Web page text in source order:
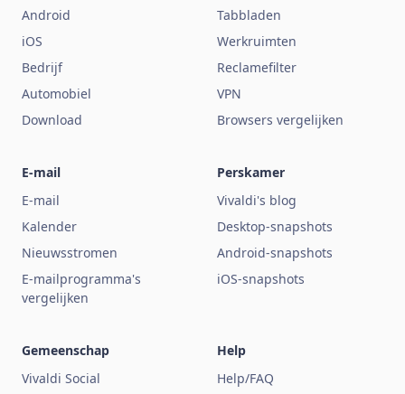
Android
iOS
Bedrijf
Automobiel
Download
Tabbladen
Werkruimten
Reclamefilter
VPN
Browsers vergelijken
E-mail
E-mail
Kalender
Nieuwsstromen
E-mailprogramma's
vergelijken
Perskamer
Vivaldi's blog
Desktop-snapshots
Android-snapshots
iOS-snapshots
Gemeenschap
Vivaldi Social
Help
Help/FAQ